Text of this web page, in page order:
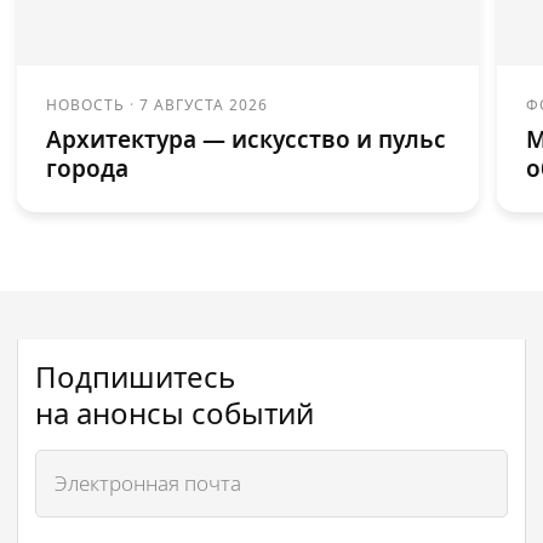
НОВОСТЬ ·7 АВГУСТА 2026
Архитектура — искусство и пульс
города
Подпишитесь
на анонсы событий